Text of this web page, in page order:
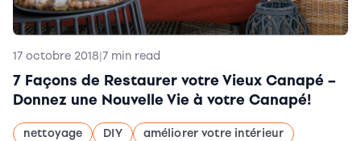
17 octobre 2018|7 min read
7 Façons de Restaurer votre Vieux Canapé –
Donnez une Nouvelle Vie à votre Canapé!
nettoyage DIY
améliorer votre intérieur